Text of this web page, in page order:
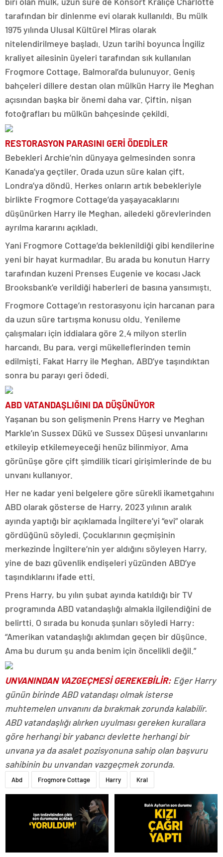
tarafından bir dinlenme evi olarak kullanıldı. Bu mülk
1975 yılında Ulusal Kültürel Miras olarak
nitelendirilmeye başladı. Uzun tarihi boyunca İngiliz
kraliyet ailesinin üyeleri tarafından sık kullanılan
Frogmore Cottage, Balmoral’da bulunuyor. Geniş
bahçeleri dillere destan olan mülkün Harry ile Meghan
açısından başka bir önemi daha var. Çiftin, nişan
fotoğrafları bu mülkün bahçesinde çekildi.
RESTORASYON PARASINI GERİ ÖDEDİLER
Bebekleri Archie’nin dünyaya gelmesinden sonra
Kanada’ya geçtiler. Orada uzun süre kalan çift,
Londra’ya döndü. Herkes onların artık bebekleriyle
birlikte Frogmore Cottage’da yaşayacaklarını
düşünürken Harry ile Meghan, ailedeki görevlerinden
ayrılma kararını açıkladı.
Yani Frogmore Cottage’da beklenildiği gibi kendilerine
yeni bir hayat kurmadılar. Bu arada bu konutun Harry
tarafından kuzeni Prenses Eugenie ve kocası Jack
Brooksbank’e verildiği haberleri de basına yansımıştı.
Frogmore Cottage’ın restorasyonu için harcanan para
da uzun süre tartışma konusu oldu. Yenileme
çalışmaları için iddialara göre 2.4 milyon sterlin
harcandı. Bu para, vergi mükelleflerinden temin
edilmişti. Fakat Harry ile Meghan, ABD’ye taşındıktan
sonra bu parayı geri ödedi.
ABD VATANDAŞLIĞINI DA DÜŞÜNÜYOR
Yaşanan bu son gelişmenin Prens Harry ve Meghan
Markle’ın Sussex Dükü ve Sussex Düşesi unvanlarını
etkileyip etkilemeyeceği henüz bilinmiyor. Ama
görünüşe göre çift şimdilik ticari girişimlerinde de bu
unvanı kullanıyor.
Her ne kadar yeni belgelere göre sürekli ikametgahını
ABD olarak gösterse de Harry, 2023 yılının aralık
ayında yaptığı bir açıklamada İngiltere’yi “evi” olarak
gördüğünü söyledi. Çocuklarının geçmişinin
merkezinde İngiltere’nin yer aldığını söyleyen Harry,
yine de bazı güvenlik endişeleri yüzünden ABD’ye
taşındıklarını ifade etti.
Prens Harry, bu yılın şubat ayında katıldığı bir TV
programında ABD vatandaşlığı almakla ilgilendiğini de
belirtti. O sırada bu konuda şunları söyledi Harry:
“Amerikan vatandaşlığı aklımdan geçen bir düşünce.
Ama bu durum şu anda benim için öncelikli değil.”
UNVANINDAN VAZGEÇMESİ GEREKEBİLİR: Eğer Harry
günün birinde ABD vatandaşı olmak isterse
muhtemelen unvanını da bırakmak zorunda kalabilir.
ABD vatandaşlığı alırken uyulması gereken kurallara
göre herhangi bir yabancı devlette herhangi bir
unvana ya da asalet pozisyonuna sahip olan başvuru
sahibinin bu unvandan vazgeçmek zorunda.
Abd Frogmore Cottage Harry Kral